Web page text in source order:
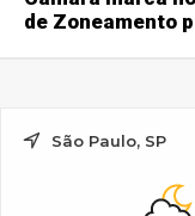
de Zoneamento
São Paulo, SP